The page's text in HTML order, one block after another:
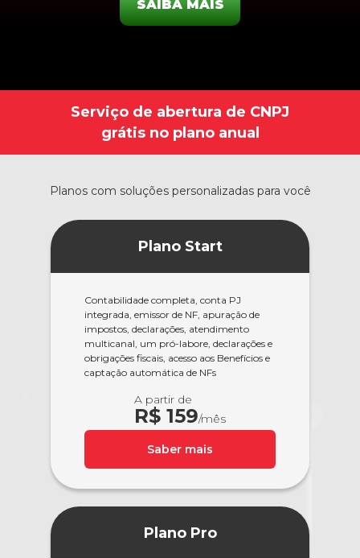
SAIBA MAIS
Serviço de abertura de CNPJ
grátis no plano anual
Planos com soluções personalizadas para você
Plano Start
Contabilidade completa, conta PJ
integrada, emissor de NF, apuração de
impostos, declarações, atendimento
multicanal, um pró-labore, declarações e
obrigações fiscais, acesso aos Benefícios e
captação automática de NFs
A partir de
R$ 159/mês
Saber mais
Plano Pro